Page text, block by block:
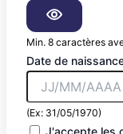
Min. 8 caractères
Date de
(Ex: 31/05/1970)
J'accepte les